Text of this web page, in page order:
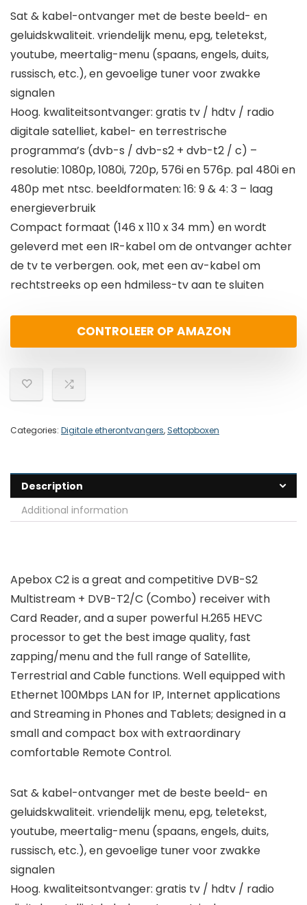
Sat & kabel-ontvanger met de beste beeld- en
geluidskwaliteit. vriendelijk menu, epg, teletekst,
youtube, meertalig-menu (spaans, engels, duits,
russisch, etc.), en gevoelige tuner voor zwakke
signalen
Hoog. kwaliteitsontvanger: gratis tv / hdtv / radio
digitale satelliet, kabel- en terrestrische
programma’s (dvb-s / dvb-s2 + dvb-t2 / c) –
resolutie: 1080p, 1080i, 720p, 576i en 576p. pal 480i en
480p met ntsc. beeldformaten: 16: 9 & 4: 3 – laag
energieverbruik
Compact formaat (146 x 110 x 34 mm) en wordt
geleverd met een IR-kabel om de ontvanger achter
de tv te verbergen. ook, met een av-kabel om
rechtstreeks op een hdmiless-tv aan te sluiten
CONTROLEER OP AMAZON
Categories: Digitale etherontvangers,Settopboxen
Description
Additional information
Apebox C2 is a great and competitive DVB-S2
Multistream + DVB-T2/C (Combo) receiver with
Card Reader, and a super powerful H.265 HEVC
processor to get the best image quality, fast
zapping/menu and the full range of Satellite,
Terrestrial and Cable functions. Well equipped with
Ethernet 100Mbps LAN for IP, Internet applications
and Streaming in Phones and Tablets; designed in a
small and compact box with extraordinary
comfortable Remote Control.
Sat & kabel-ontvanger met de beste beeld- en
geluidskwaliteit. vriendelijk menu, epg, teletekst,
youtube, meertalig-menu (spaans, engels, duits,
russisch, etc.), en gevoelige tuner voor zwakke
signalen
Hoog. kwaliteitsontvanger: gratis tv / hdtv / radio